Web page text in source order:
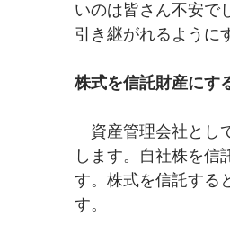
いのは皆さん不安で
引き継がれるように
株式を信託財産にす
資産管理会社とし
します。自社株を信
す。株式を信託する
す。